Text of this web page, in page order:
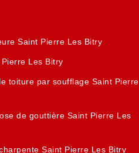
Saint Pierre Les Bitry
Les Bitry
toiture par soufflage Saint Pierre
de gouttière Saint Pierre Les
Saint Pierre Les Bitry